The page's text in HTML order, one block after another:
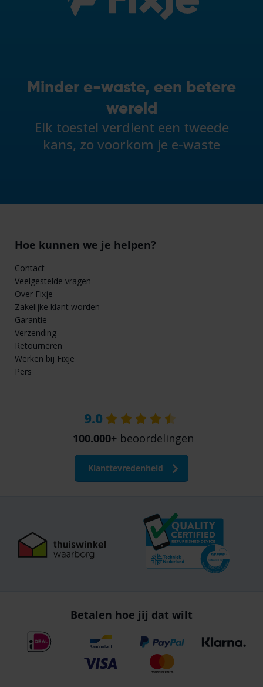
Minder e-waste, een betere
wereld
Elk toestel verdient een tweede
kans, zo voorkom je e-waste
Hoe kunnen we je helpen?
Contact
Veelgestelde vragen
Over Fixje
Zakelijke klant worden
Garantie
Verzending
Retourneren
Werken bij Fixje
Pers
9.0
100.000+ beoordelingen
Klanttevredenheid
Betalen hoe jij dat wilt